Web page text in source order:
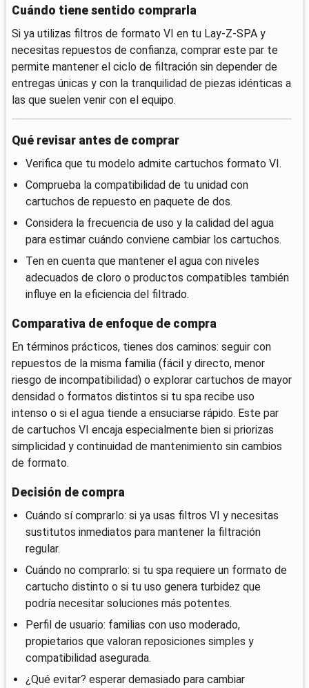
Cuándo tiene sentido comprarla
Si ya utilizas filtros de formato VI en tu Lay-Z-SPA y
necesitas repuestos de confianza, comprar este par te
permite mantener el ciclo de filtración sin depender de
entregas únicas y con la tranquilidad de piezas idénticas a
las que suelen venir con el equipo.
Qué revisar antes de comprar
Verifica que tu modelo admite cartuchos formato VI.
Comprueba la compatibilidad de tu unidad con
cartuchos de repuesto en paquete de dos.
Considera la frecuencia de uso y la calidad del agua
para estimar cuándo conviene cambiar los cartuchos.
Ten en cuenta que mantener el agua con niveles
adecuados de cloro o productos compatibles también
influye en la eficiencia del filtrado.
Comparativa de enfoque de compra
En términos prácticos, tienes dos caminos: seguir con
repuestos de la misma familia (fácil y directo, menor
riesgo de incompatibilidad) o explorar cartuchos de mayor
densidad o formatos distintos si tu spa recibe uso
intenso o si el agua tiende a ensuciarse rápido. Este par
de cartuchos VI encaja especialmente bien si priorizas
simplicidad y continuidad de mantenimiento sin cambios
de formato.
Decisión de compra
Cuándo sí comprarlo: si ya usas filtros VI y necesitas
sustitutos inmediatos para mantener la filtración
regular.
Cuándo no comprarlo: si tu spa requiere un formato de
cartucho distinto o si tu uso genera turbidez que
podría necesitar soluciones más potentes.
Perfil de usuario: familias con uso moderado,
propietarios que valoran reposiciones simples y
compatibilidad asegurada.
¿Qué evitar? esperar demasiado para cambiar